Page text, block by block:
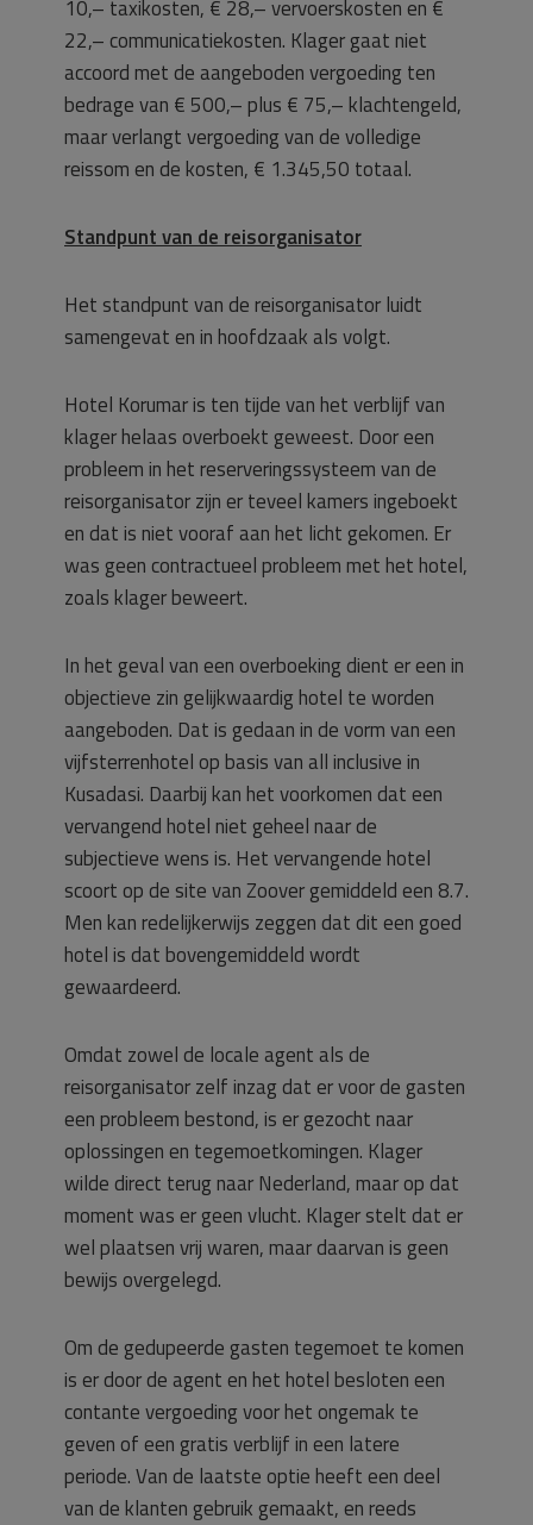
10,– taxikosten, € 28,– vervoerskosten en €
22,– communicatiekosten. Klager gaat niet
accoord met de aangeboden vergoeding ten
bedrage van € 500,– plus € 75,– klachtengeld,
maar verlangt vergoeding van de volledige
reissom en de kosten, € 1.345,50 totaal.
Standpunt van de reisorganisator
Het standpunt van de reisorganisator luidt
samengevat en in hoofdzaak als volgt.
Hotel Korumar is ten tijde van het verblijf van
klager helaas overboekt geweest. Door een
probleem in het reserveringssysteem van de
reisorganisator zijn er teveel kamers ingeboekt
en dat is niet vooraf aan het licht gekomen. Er
was geen contractueel probleem met het hotel,
zoals klager beweert.
In het geval van een overboeking dient er een in
objectieve zin gelijkwaardig hotel te worden
aangeboden. Dat is gedaan in de vorm van een
vijfsterrenhotel op basis van all inclusive in
Kusadasi. Daarbij kan het voorkomen dat een
vervangend hotel niet geheel naar de
subjectieve wens is. Het vervangende hotel
scoort op de site van Zoover gemiddeld een 8.7.
Men kan redelijkerwijs zeggen dat dit een goed
hotel is dat bovengemiddeld wordt
gewaardeerd.
Omdat zowel de locale agent als de
reisorganisator zelf inzag dat er voor de gasten
een probleem bestond, is er gezocht naar
oplossingen en tegemoetkomingen. Klager
wilde direct terug naar Nederland, maar op dat
moment was er geen vlucht. Klager stelt dat er
wel plaatsen vrij waren, maar daarvan is geen
bewijs overgelegd.
Om de gedupeerde gasten tegemoet te komen
is er door de agent en het hotel besloten een
contante vergoeding voor het ongemak te
geven of een gratis verblijf in een latere
periode. Van de laatste optie heeft een deel
van de klanten gebruik gemaakt, en reeds